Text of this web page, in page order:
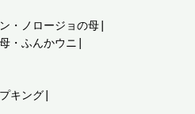
・ノロージョの母|
・ふんかウニ|
キング|